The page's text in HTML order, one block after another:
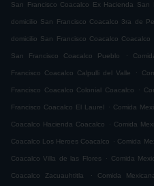
San Francisco Coacalco Ex Hacienda San
domicilio San Francisco Coacalco 3ra de
domicilio San Francisco Coacalco Coacalco
San Francisco Coacalco Pueblo .
Francisco Coacalco Calpulli del Valle .
Francisco Coacalco Colonial Coacalco .
Francisco Coacalco El Laurel . Comida
Coacalco Hacienda Coacalco . Comida
Coacalco Los Heroes Coacalco . Comida
Coacalco Villa de las Flores . Comida
Coacalco Zacuauhtitla . Comida